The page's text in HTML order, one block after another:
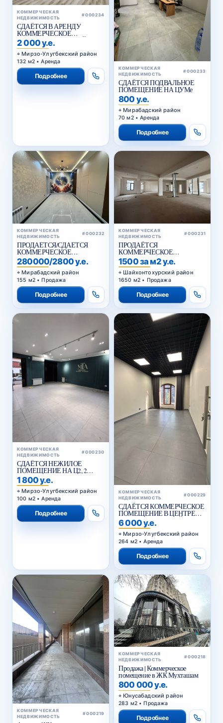
КОММЕРЧЕСКАЯ
НЕДВИЖИМОСТЬ
#000234
СДАЁТСЯ В АРЕНДУ
КОММЕРЧЕСКОЕ
ПОМЕЩЕНИЕ В АКАЙ
СИТИ
2 000 у.е.
Мирзо-Улугбекский район
132 м2 • Аренда
Подробнее
КОММЕРЧЕСКАЯ
НЕДВИЖИМОСТЬ
#000233
СДАЁТСЯ ПОДВАЛЬНОЕ
ПОМЕЩЕНИЕ НА ЦУМе
800 у.е.
Мирабадский район
70 м2 • Аренда
Подробнее
КОММЕРЧЕСКАЯ
НЕДВИЖИМОСТЬ
#000232
ПРОДАЕТСЯ/СДАЕТСЯ
КОММЕРЧЕСКОЕ
ПОМЕЩЕНИЕ НУКУССКАЯ
280000/2800 у.е.
Мирабадский район
155 м2 • Продажа
Подробнее
КОММЕРЧЕСКАЯ
НЕДВИЖИМОСТЬ
#000231
ПРОДАЁТСЯ
КОММЕРЧЕСКОЕ
ПОМЕЩЕНИЕ ВДОЛЬ
ДОРОГИ , КУКЧА
1500 за м2 у.е.
Шайхонтохурский район
1650 м2 • Продажа
Подробнее
КОММЕРЧЕСКАЯ
НЕДВИЖИМОСТЬ
#000230
СДАЁТСЯ НЕЖИЛОЕ
ПОМЕЩЕНИЕ НА Ц2, 2
ЛИНИЯ ВДОЛЬ ДОРОГИ
1 800 у.е.
Мирзо-Улугбекский район
100 м2 • Аренда
Подробнее
КОММЕРЧЕСКАЯ
НЕДВИЖИМОСТЬ
#000229
СДАЁТСЯ КОММЕРЧЕСКОЕ
ПОМЕЩЕНИЕ В ЦЕНТРЕ
ГОРОДА НА ПЕРВОЙ
ЛИНИИ
6 000 у.е.
Мирзо-Улугбекский район
264 м2 • Аренда
Подробнее
КОММЕРЧЕСКАЯ
НЕДВИЖИМОСТЬ
#000219
КОММЕРЧЕСКАЯ
НЕДВИЖИМОСТЬ
#000218
Продажа | Коммерческое
помещение в ЖК Мухташам
800 000 у.е.
Юнусабадский район
283 м2 • Продажа
Подробнее